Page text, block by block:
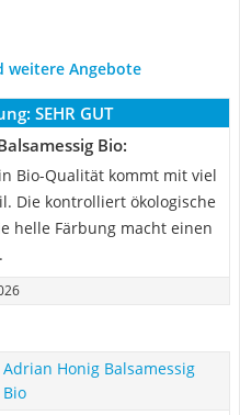
weitere Angebote
SEHR GUT
Bio:
Bio-Qualität kommt mit viel
Die kontrolliert ökologische
helle Färbung macht einen
Adrian Honig Balsamessig
Bio